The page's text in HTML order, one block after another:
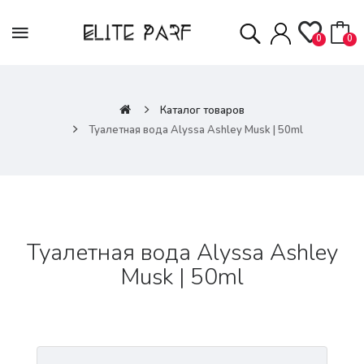
0 0
Каталог товаров
Туалетная вода Alyssa Ashley Musk | 50ml
Туалетная вода Alyssa Ashley
Musk | 50ml